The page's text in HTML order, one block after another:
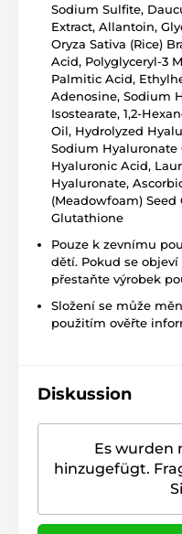
Sodium Sulfite,
Extract, Allantoin,
Oryza Sativa (Rice)
Acid, Polyglyceryl-3
Palmitic Acid,
Adenosine, Sodium
Isostearate, 1,2-
Oil, Hydrolyzed
Sodium Hyaluronate
Hyaluronic Acid,
Hyaluronate,
(Meadowfoam) Seed
Glutathione
Pouze k zevnímu
dětí. Pokud se
přestaňte výrobek
Složení se může
použitím ověřte
Diskussion
Es wurden
hinzugefügt.